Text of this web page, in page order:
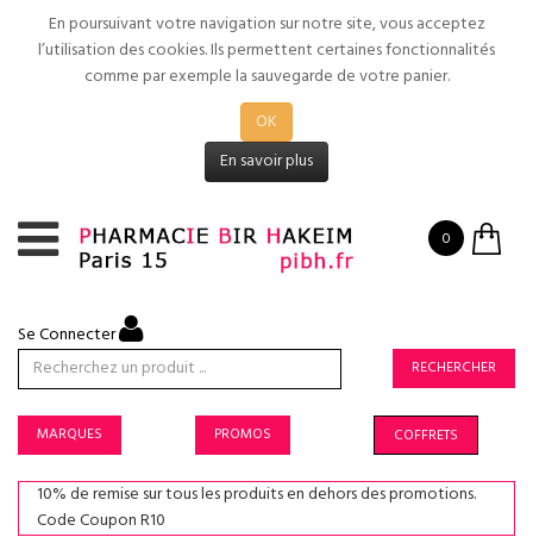
En poursuivant votre navigation sur notre site, vous acceptez
l’utilisation des cookies. Ils permettent certaines fonctionnalités
comme par exemple la sauvegarde de votre panier.
OK
En savoir plus
0
Se Connecter
RECHERCHER
MARQUES PROMOS COFFRETS
10% de remise sur tous les produits en dehors des promotions.
Code Coupon R10